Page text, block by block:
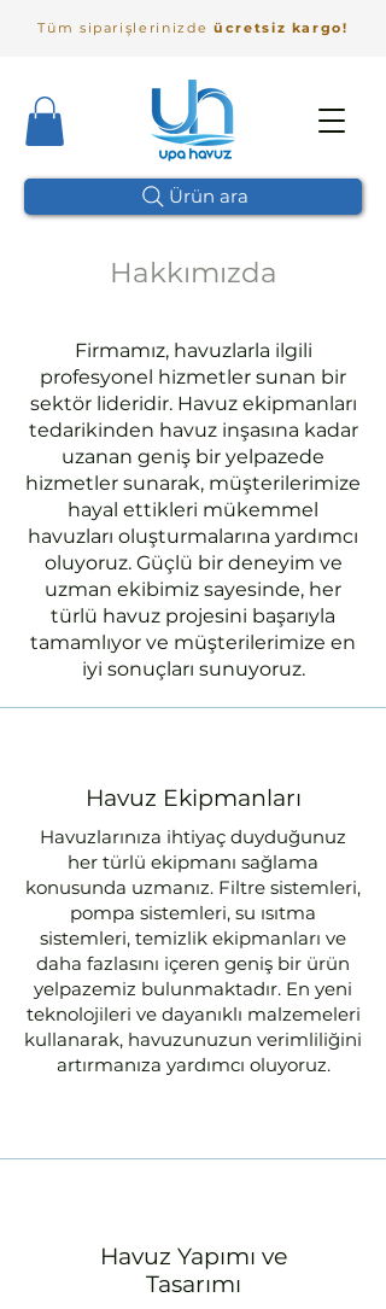
Tüm siparişlerinizde ücretsiz kargo!
Ürün ara
Hakkımızda
Firmamız, havuzlarla ilgili
profesyonel hizmetler sunan bir
sektör lideridir. Havuz ekipmanları
tedarikinden havuz inşasına kadar
uzanan geniş bir yelpazede
hizmetler sunarak, müşterilerimize
hayal ettikleri mükemmel
havuzları oluşturmalarına yardımcı
oluyoruz. Güçlü bir deneyim ve
uzman ekibimiz sayesinde, her
türlü havuz projesini başarıyla
tamamlıyor ve müşterilerimize en
iyi sonuçları sunuyoruz.
Havuz Ekipmanları
Havuzlarınıza ihtiyaç duyduğunuz
her türlü ekipmanı sağlama
konusunda uzmanız. Filtre sistemleri,
pompa sistemleri, su ısıtma
sistemleri, temizlik ekipmanları ve
daha fazlasını içeren geniş bir ürün
yelpazemiz bulunmaktadır. En yeni
teknolojileri ve dayanıklı malzemeleri
kullanarak, havuzunuzun verimliliğini
artırmanıza yardımcı oluyoruz.
Havuz Yapımı ve
Tasarımı